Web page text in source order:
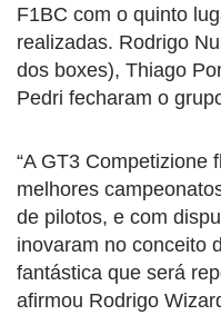
F1BC com o quinto
realizadas. Rodrigo
dos boxes), Thiago
Pedri fecharam o
“A GT3 Competizione
melhores
de pilotos, e com
inovaram no conceito
fantástica que será
afirmou Rodrigo